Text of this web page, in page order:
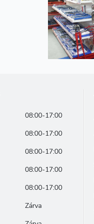
08:00-17:00
08:00-17:00
08:00-17:00
08:00-17:00
08:00-17:00
Zárva